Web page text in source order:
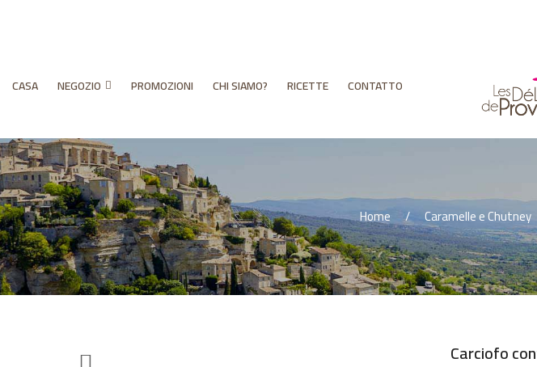
CASA NEGOZIO PROMOZIONI CHI SIAMO? RICETTE CONTATTO
Home Caramelle e Chutney
Carciofo